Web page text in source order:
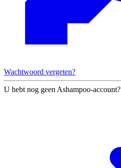
Wachtwoord vergeten?
U hebt nog geen Ashampoo-account?